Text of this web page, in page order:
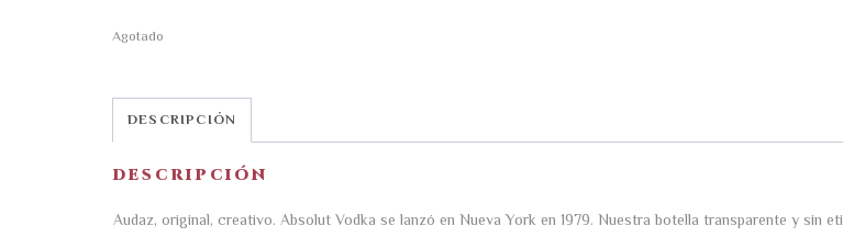
Agotado
DESCRIPCIÓN
DESCRIPCIÓN
Audaz, original, creativo. Absolut Vodka se lanzó en Nueva York en 1979. Nuestra botella transparente y sin